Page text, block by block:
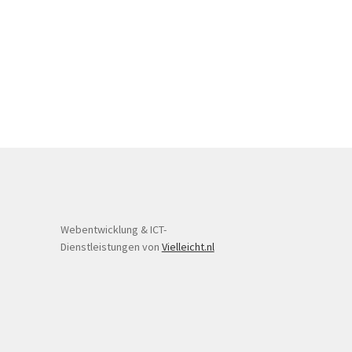
Webentwicklung & ICT-
Dienstleistungen von Vielleicht.nl